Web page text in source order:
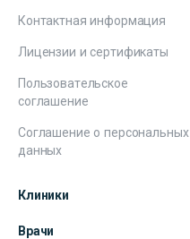
Контактная информация
Лицензии и сертификаты
Пользовательское
соглашение
Соглашение о персональных
данных
Клиники
Врачи